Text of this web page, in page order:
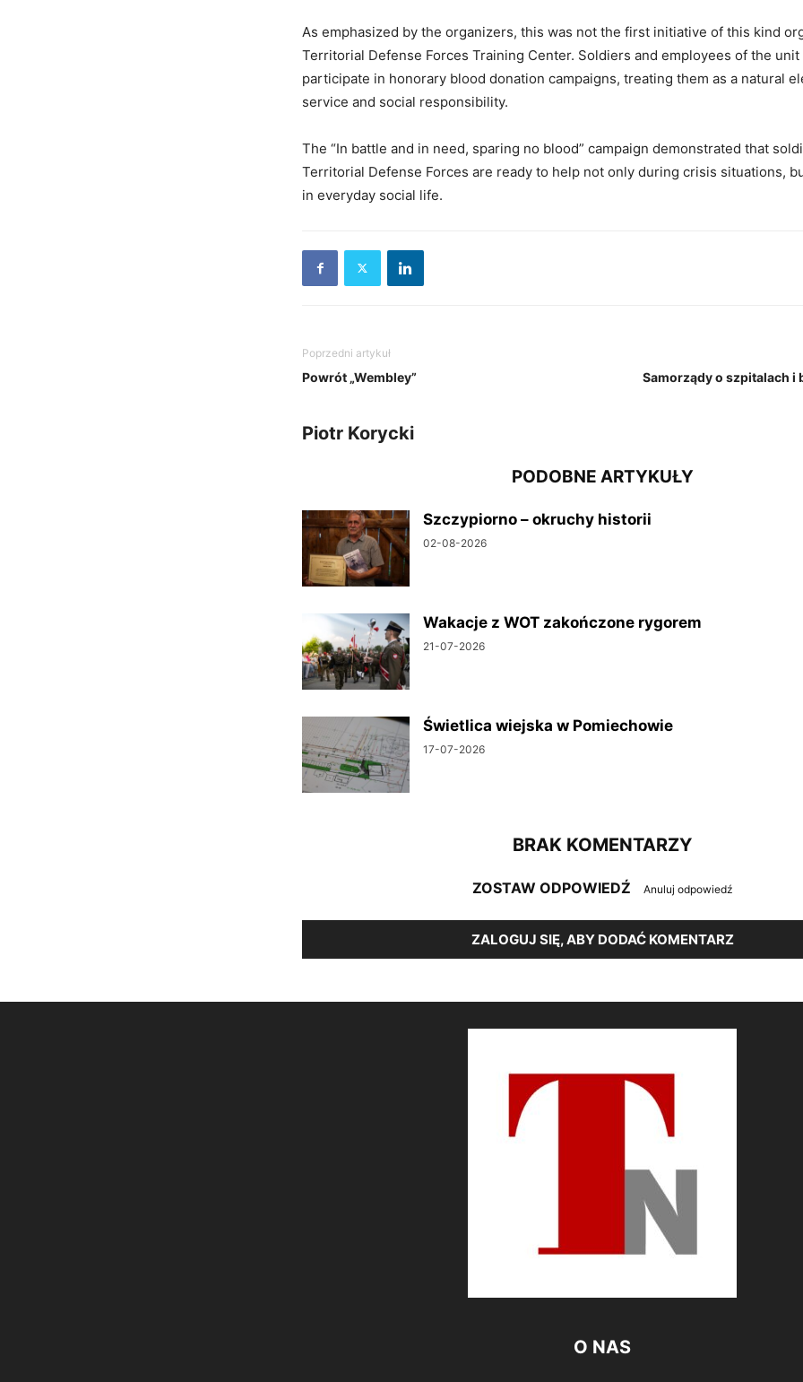
As emphasized by the organizers, this was not the first initiative of this kind
Territorial Defense Forces Training Center. Soldiers and employees of the
participate in honorary blood donation campaigns, treating them as a natural
service and social responsibility.
The “In battle and in need, sparing no blood” campaign demonstrated that
Territorial Defense Forces are ready to help not only during crisis situations,
in everyday social life.
Poprzedni artykuł
Powrót „Wembley” Samorządy o szpitalach i
Piotr Korycki
PODOBNE ARTYKUŁY
Szczypiorno – okruchy historii
02-08-2026
Wakacje z WOT zakończone rygorem
21-07-2026
Świetlica wiejska w Pomiechowie
17-07-2026
BRAK KOMENTARZY
ZOSTAW ODPOWIEDŹ Anuluj odpowiedź
ZALOGUJ SIĘ, ABY DODAĆ KOMENTARZ
O NAS